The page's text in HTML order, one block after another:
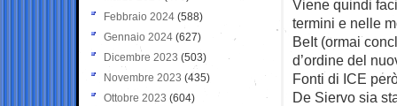
Viene quindi
termini e nelle
BeIt (ormai
d’ordine del
Fonti di ICE
De Siervo sia
Febbraio 2024 (588)
Gennaio 2024 (627)
Dicembre 2023 (503)
Novembre 2023 (435)
Ottobre 2023 (604)